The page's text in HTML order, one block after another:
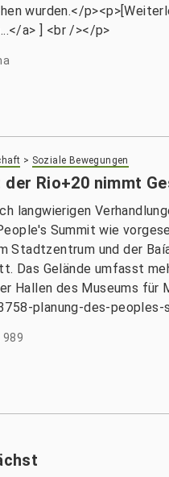
wurden.</
a> ] <br /></p>
> Soziale Bewegungen
Rio+20 nimmt
langwierigen
Summit wie
Stadtzentrum und der
Das Gelände umfasst
Hallen des Museums für
planung-des-peoples-
989